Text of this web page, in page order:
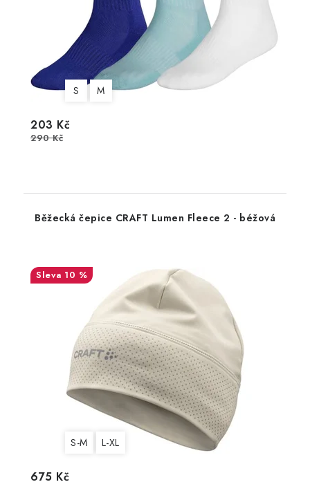
S M
203 Kč
290 Kč
Běžecká čepice CRAFT Lumen Fleece 2 - béžová
10 %
S-M L-XL
675 Kč